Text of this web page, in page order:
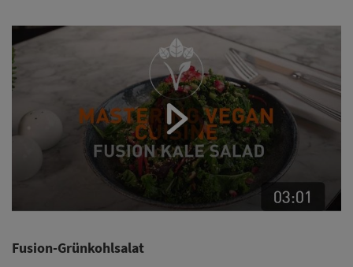
Fusion-Grünkohlsalat